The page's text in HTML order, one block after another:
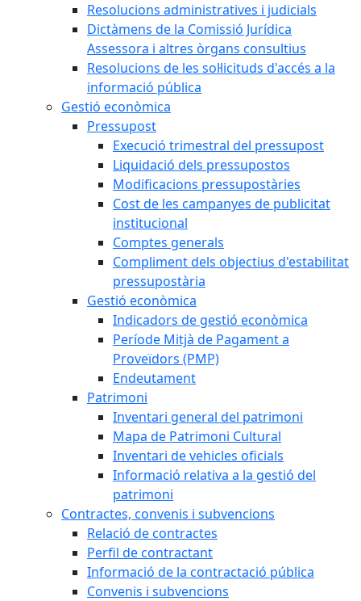
Resolucions administratives i judicials
Dictàmens de la Comissió Jurídica
Assessora i altres òrgans consultius
Resolucions de les sol·licituds d'accés a la
informació pública
Gestió econòmica
Pressupost
Execució trimestral del pressupost
Liquidació dels pressupostos
Modificacions pressupostàries
Cost de les campanyes de publicitat
institucional
Comptes generals
Compliment dels objectius d'estabilitat
pressupostària
Gestió econòmica
Indicadors de gestió econòmica
Període Mitjà de Pagament a
Proveïdors (PMP)
Endeutament
Patrimoni
Inventari general del patrimoni
Mapa de Patrimoni Cultural
Inventari de vehicles oficials
Informació relativa a la gestió del
patrimoni
Contractes, convenis i subvencions
Relació de contractes
Perfil de contractant
Informació de la contractació pública
Convenis i subvencions